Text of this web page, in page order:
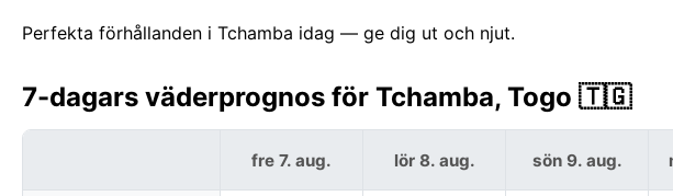
Perfekta förhållanden i Tchamba idag — ge dig ut och njut.
7-dagars väderprognos för Tchamba, Togo 🇹🇬
fre 7. aug. lör 8. aug. sön 9. aug.